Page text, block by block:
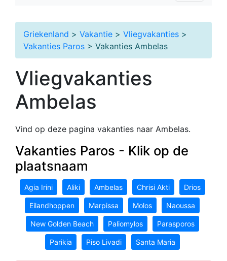
Griekenland > Vakantie > Vliegvakanties >
Vakanties Paros > Vakanties Ambelas
Vliegvakanties
Ambelas
Vind op deze pagina vakanties naar Ambelas.
Vakanties Paros - Klik op de
plaatsnaam
Agia Irini Aliki Ambelas Chrisi Akti Drios
Eilandhoppen Marpissa Molos Naoussa
New Golden Beach Paliomylos Parasporos
Parikia Piso Livadi Santa Maria